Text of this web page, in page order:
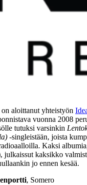
aloittanut yhteistyön
vuonna 2008
tutuksi varsinkin
-singleistään, joista
Kaksi
julkaissut kaksikko
jo ennen kesää.
, Somero